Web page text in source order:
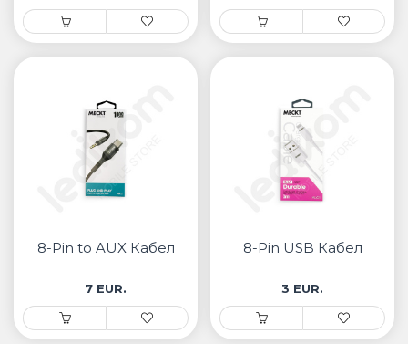
8-Pin to AUX Кабел
7 EUR.
8-Pin USB Кабел
3 EUR.